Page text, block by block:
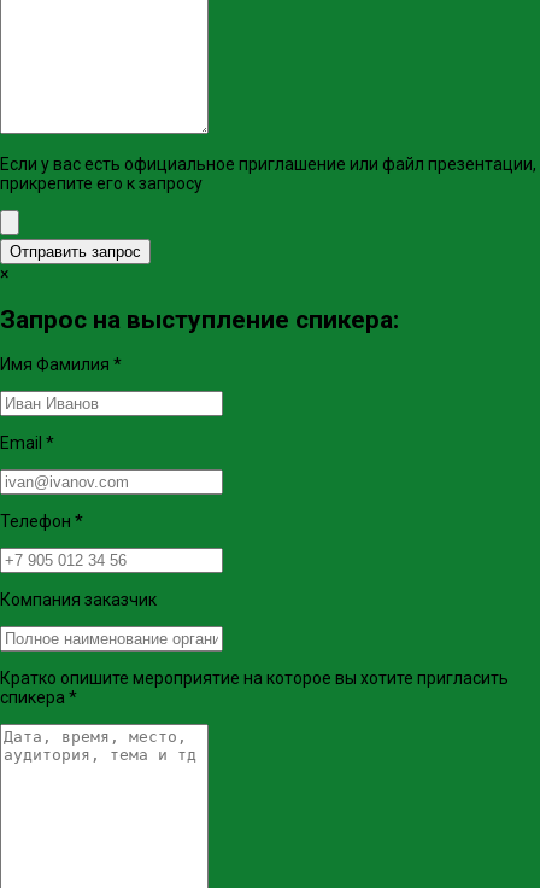
Если у вас есть официальное приглашение или файл презентации,
прикрепите его к запросу
Отправить запрос
×
Запрос на выступление спикера:
Имя Фамилия *
Email *
Телефон *
Компания заказчик
Кратко опишите мероприятие на которое вы хотите пригласить
спикера *